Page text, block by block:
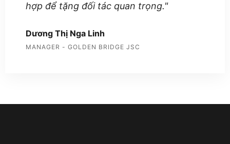
hợp để tặng đối tác quan trọng."
Dương Thị Nga Linh
MANAGER - GOLDEN BRIDGE JSC